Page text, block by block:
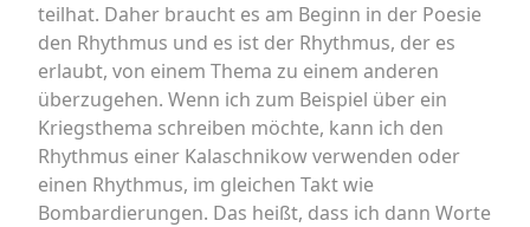
teilhat. Daher braucht es am Beginn in der Poesie
den Rhythmus und es ist der Rhythmus, der es
erlaubt, von einem Thema zu einem anderen
überzugehen. Wenn ich zum Beispiel über ein
Kriegsthema schreiben möchte, kann ich den
Rhythmus einer Kalaschnikow verwenden oder
einen Rhythmus, im gleichen Takt wie
Bombardierungen. Das heißt, dass ich dann Worte